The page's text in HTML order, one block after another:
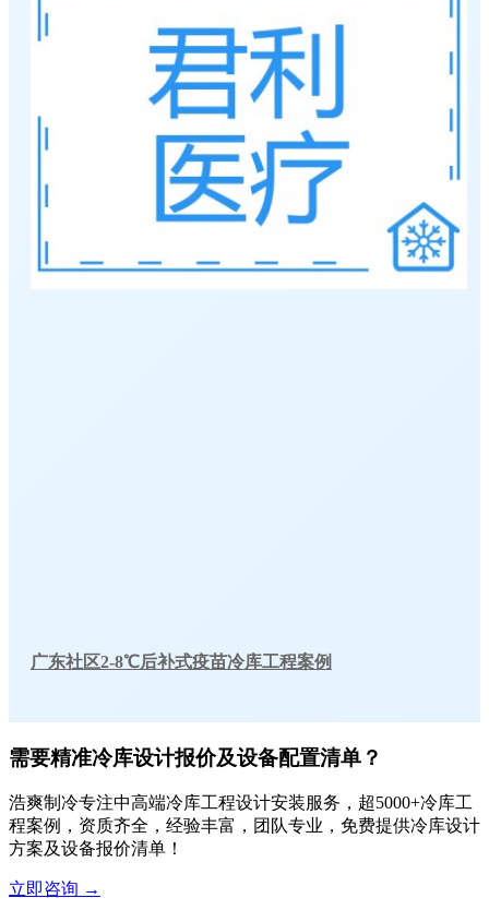
广东社区2-8℃后补式疫苗冷库工程案例
需要精准冷库设计报价及设备配置清单？
浩爽制冷专注中高端冷库工程设计安装服务，超5000+冷库工
程案例，资质齐全，经验丰富，团队专业，免费提供冷库设计
方案及设备报价清单！
立即咨询 →